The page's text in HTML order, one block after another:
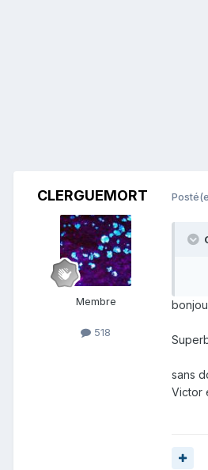
CLERGUEMORT
Membre
518
sans
Victor